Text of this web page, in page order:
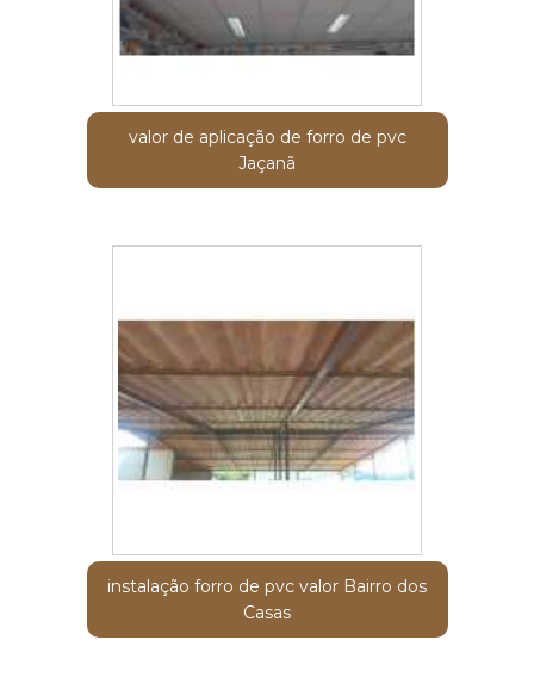
valor de aplicação de forro de pvc
Jaçanã
instalação forro de pvc valor Bairro dos
Casas